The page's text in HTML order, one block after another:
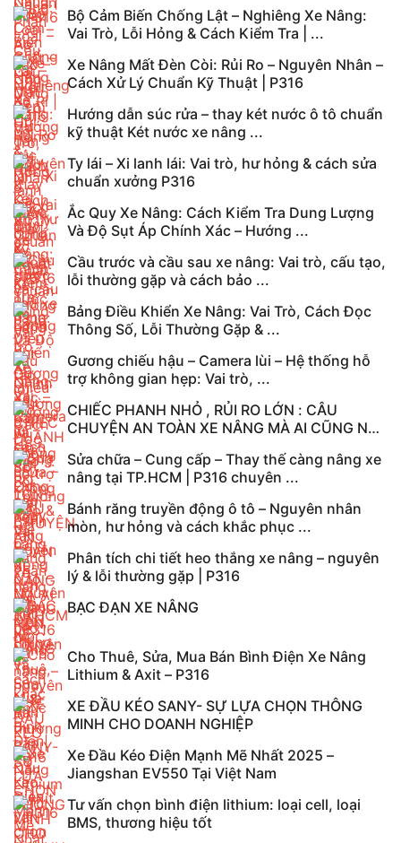
Bộ Cảm Biến Chống Lật – Nghiêng Xe Nâng:
Vai Trò, Lỗi Hỏng & Cách Kiểm Tra | ...
Xe Nâng Mất Đèn Còi: Rủi Ro – Nguyên Nhân –
Cách Xử Lý Chuẩn Kỹ Thuật | P316
Hướng dẫn súc rửa – thay két nước ô tô chuẩn
kỹ thuật Két nước xe nâng ...
Ty lái – Xi lanh lái: Vai trò, hư hỏng & cách sửa
chuẩn xưởng P316
Ắc Quy Xe Nâng: Cách Kiểm Tra Dung Lượng
Và Độ Sụt Áp Chính Xác – Hướng ...
Cầu trước và cầu sau xe nâng: Vai trò, cấu tạo,
lỗi thường gặp và cách bảo ...
Bảng Điều Khiển Xe Nâng: Vai Trò, Cách Đọc
Thông Số, Lỗi Thường Gặp & ...
Gương chiếu hậu – Camera lùi – Hệ thống hỗ
trợ không gian hẹp: Vai trò, ...
CHIẾC PHANH NHỎ , RỦI RO LỚN : CÂU
CHUYỆN AN TOÀN XE NÂNG MÀ AI CŨNG NÊN
Sửa chữa – Cung cấp – Thay thế càng nâng xe
nâng tại TP.HCM | P316 chuyên ...
Bánh răng truyền động ô tô – Nguyên nhân
mòn, hư hỏng và cách khắc phục ...
Phân tích chi tiết heo thắng xe nâng – nguyên
lý & lỗi thường gặp | P316
BẠC ĐẠN XE NÂNG
Cho Thuê, Sửa, Mua Bán Bình Điện Xe Nâng
Lithium & Axit – P316
XE ĐẦU KÉO SANY- SỰ LỰA CHỌN THÔNG
MINH CHO DOANH NGHIỆP
Xe Đầu Kéo Điện Mạnh Mẽ Nhất 2025 –
Jiangshan EV550 Tại Việt Nam
Tư vấn chọn bình điện lithium: loại cell, loại
BMS, thương hiệu tốt